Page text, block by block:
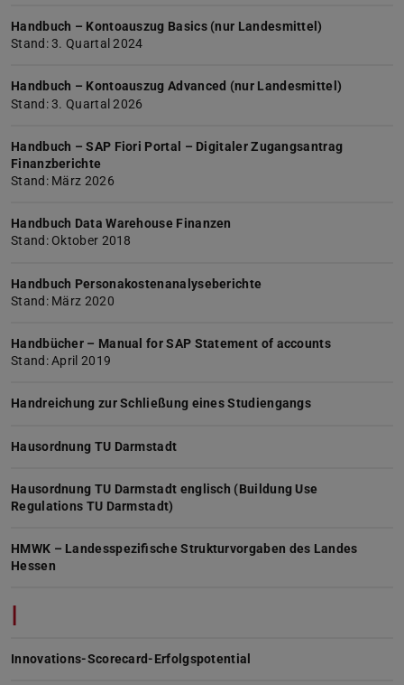
Handbuch – Kontoauszug Basics (nur Landesmittel)
Stand: 3. Quartal 2024
Handbuch – Kontoauszug Advanced (nur Landesmittel)
Stand: 3. Quartal 2026
Handbuch – SAP Fiori Portal – Digitaler Zugangsantrag
Finanzberichte
Stand: März 2026
Handbuch Data Warehouse Finanzen
Stand: Oktober 2018
Handbuch Personakostenanalyseberichte
Stand: März 2020
Handbücher – Manual for SAP Statement of accounts
Stand: April 2019
Handreichung zur Schließung eines Studiengangs
Hausordnung TU Darmstadt
Hausordnung TU Darmstadt englisch (Buildung Use
Regulations TU Darmstadt)
HMWK – Landesspezifische Strukturvorgaben des Landes
Hessen
I
Innovations-Scorecard-Erfolgspotential